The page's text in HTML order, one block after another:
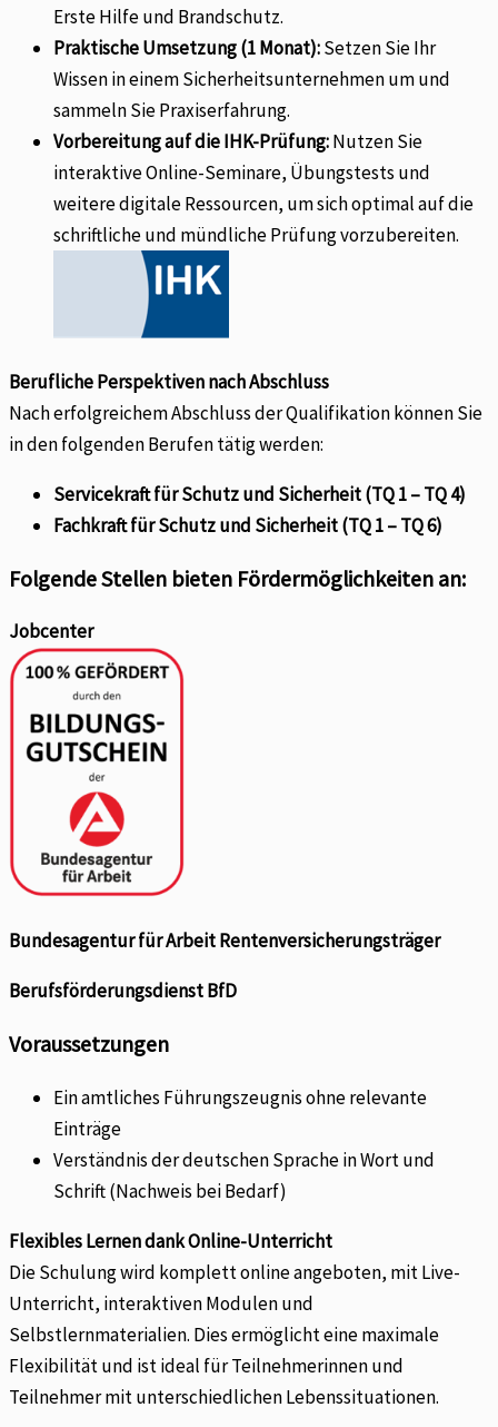
Erste Hilfe und Brandschutz.
Praktische Umsetzung (1 Monat):Setzen Sie Ihr
Wissen in einem Sicherheitsunternehmen um und
sammeln Sie Praxiserfahrung.
Vorbereitung auf die IHK-Prüfung:Nutzen Sie
interaktive Online-Seminare, Übungstests und
weitere digitale Ressourcen, um sich optimal auf die
schriftliche und mündliche Prüfung vorzubereiten.
Berufliche Perspektiven nach Abschluss
Nach erfolgreichem Abschluss der Qualifikation können Sie
in den folgenden Berufen tätig werden:
Servicekraft für Schutz und Sicherheit (TQ 1 – TQ 4)
Fachkraft für Schutz und Sicherheit (TQ 1 – TQ 6)
Folgende Stellen bieten Fördermöglichkeiten an:
Jobcenter
Bundesagentur für Arbeit Rentenversicherungsträger
Berufsförderungsdienst BfD
Voraussetzungen
Ein amtliches Führungszeugnis ohne relevante
Einträge
Verständnis der deutschen Sprache in Wort und
Schrift (Nachweis bei Bedarf)
Flexibles Lernen dank Online-Unterricht
Die Schulung wird komplett online angeboten, mit Live-
Unterricht, interaktiven Modulen und
Selbstlernmaterialien. Dies ermöglicht eine maximale
Flexibilität und ist ideal für Teilnehmerinnen und
Teilnehmer mit unterschiedlichen Lebenssituationen.